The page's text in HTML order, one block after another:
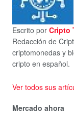
Escrito por Cripto
Redacción de
criptomonedas y
cripto en español.
Ver todos sus
Mercado ahora